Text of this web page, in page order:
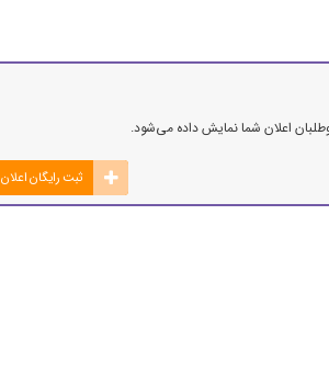
اعلان شما نمایش داده می‌شود.
ثبت رایگان اعلان